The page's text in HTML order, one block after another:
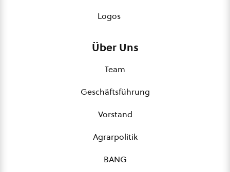
Logos
Über Uns
Team
Geschäftsführung
Vorstand
Agrarpolitik
BANG